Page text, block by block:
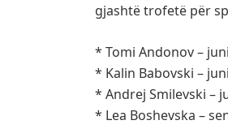
gjashtë trofetë për
* Tomi Andonov –
* Kalin Babovski –
* Andrej Smilevski –
* Lea Boshevska –